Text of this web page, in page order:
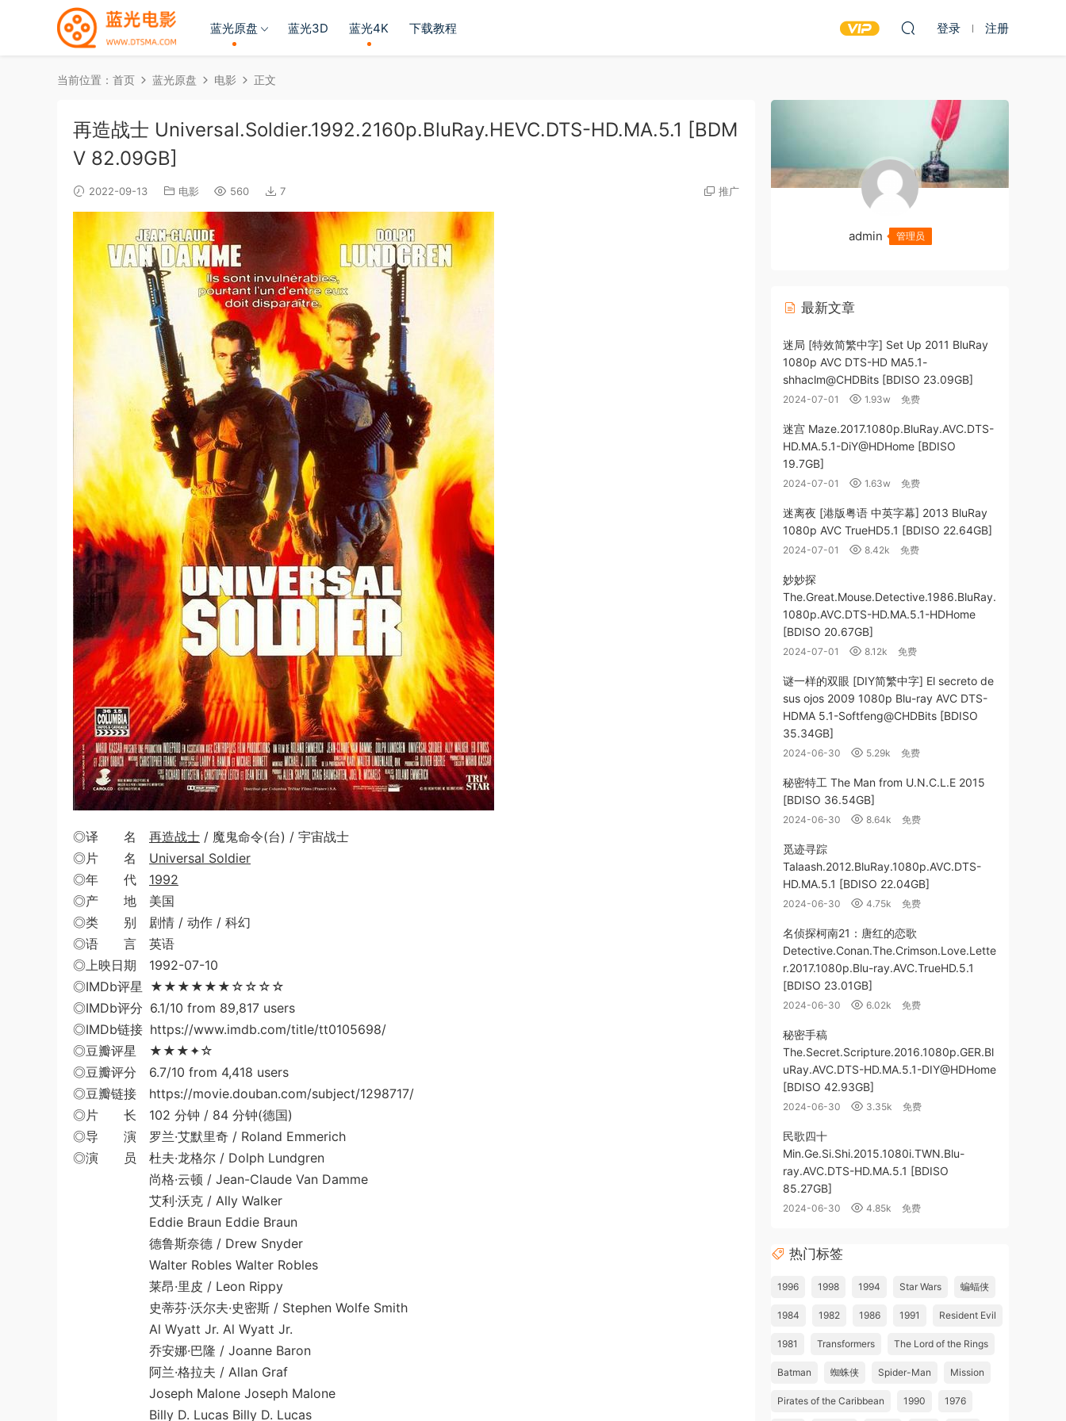
蓝光原盘 蓝光3D 蓝光4K 下载教程 登录 注册
当前位置： 首页 蓝光原盘 电影 正文
再造战士 Universal.Soldier.1992.2160p.BluRay.HEVC.DTS-HD.MA.5.1 [BDM
V 82.09GB]
2022-09-13 电影 560 7 推广
◎译 名 再造战士 / 魔鬼命令(台) / 宇宙战士
◎片 名 Universal Soldier
◎年 代 1992
◎产 地 美国
◎类 别 剧情 / 动作 / 科幻
◎语 言 英语
◎上映日期 1992-07-10
◎IMDb评星 ★★★★★★☆☆☆☆
◎IMDb评分 6.1/10 from 89,817 users
◎IMDb链接 https://www.imdb.com/title/tt0105698/
◎豆瓣评星 ★★★✦☆
◎豆瓣评分 6.7/10 from 4,418 users
◎豆瓣链接 https://movie.douban.com/subject/1298717/
◎片 长 102 分钟 / 84 分钟(德国)
◎导 演 罗兰·艾默里奇 / Roland Emmerich
◎演 员 杜夫·龙格尔 / Dolph Lundgren
尚格·云顿 / Jean-Claude Van Damme
艾利·沃克 / Ally Walker
Eddie Braun Eddie Braun
德鲁斯奈德 / Drew Snyder
Walter Robles Walter Robles
莱昂·里皮 / Leon Rippy
史蒂芬·沃尔夫·史密斯 / Stephen Wolfe Smith
Al Wyatt Jr. Al Wyatt Jr.
乔安娜·巴隆 / Joanne Baron
阿兰·格拉夫 / Allan Graf
Joseph Malone Joseph Malone
Billy D. Lucas Billy D. Lucas
admin 管理员
最新文章
迷局 [特效简繁中字] Set Up 2011 BluRay
1080p AVC DTS-HD MA5.1-
shhaclm@CHDBits [BDISO 23.09GB]
2024-07-01 1.93w 免费
迷宫 Maze.2017.1080p.BluRay.AVC.DTS-
HD.MA.5.1-DiY@HDHome [BDISO
19.7GB]
2024-07-01 1.63w 免费
迷离夜 [港版粤语 中英字幕] 2013 BluRay
1080p AVC TrueHD5.1 [BDISO 22.64GB]
2024-07-01 8.42k 免费
妙妙探
The.Great.Mouse.Detective.1986.BluRay.
1080p.AVC.DTS-HD.MA.5.1-HDHome
[BDISO 20.67GB]
2024-07-01 8.12k 免费
谜一样的双眼 [DIY简繁中字] El secreto de
sus ojos 2009 1080p Blu-ray AVC DTS-
HDMA 5.1-Softfeng@CHDBits [BDISO
35.34GB]
2024-06-30 5.29k 免费
秘密特工 The Man from U.N.C.L.E 2015
[BDISO 36.54GB]
2024-06-30 8.64k 免费
觅迹寻踪
Talaash.2012.BluRay.1080p.AVC.DTS-
HD.MA.5.1 [BDISO 22.04GB]
2024-06-30 4.75k 免费
名侦探柯南21：唐红的恋歌
Detective.Conan.The.Crimson.Love.Lette
r.2017.1080p.Blu-ray.AVC.TrueHD.5.1
[BDISO 23.01GB]
2024-06-30 6.02k 免费
秘密手稿
The.Secret.Scripture.2016.1080p.GER.Bl
uRay.AVC.DTS-HD.MA.5.1-DIY@HDHome
[BDISO 42.93GB]
2024-06-30 3.35k 免费
民歌四十
Min.Ge.Si.Shi.2015.1080i.TWN.Blu-
ray.AVC.DTS-HD.MA.5.1 [BDISO
85.27GB]
2024-06-30 4.85k 免费
热门标签
1996 1998 1994 Star Wars 蝙蝠侠
1984 1982 1986 1991 Resident Evil
1981 Transformers The Lord of the Rings
Batman 蜘蛛侠 Spider-Man Mission
Pirates of the Caribbean 1990 1976